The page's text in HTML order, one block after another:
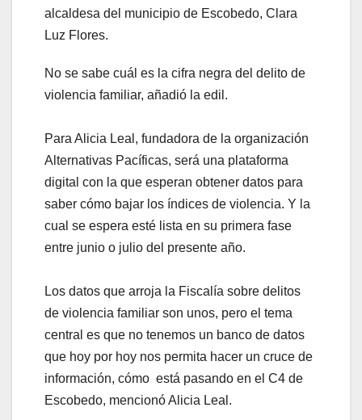
alcaldesa del municipio de Escobedo, Clara
Luz Flores.
No se sabe cuál es la cifra negra del delito de
violencia familiar, añadió la edil.
Para Alicia Leal, fundadora de la organización
Alternativas Pacíficas, será una plataforma
digital con la que esperan obtener datos para
saber cómo bajar los índices de violencia. Y la
cual se espera esté lista en su primera fase
entre junio o julio del presente año.
Los datos que arroja la Fiscalía sobre delitos
de violencia familiar son unos, pero el tema
central es que no tenemos un banco de datos
que hoy por hoy nos permita hacer un cruce de
información, cómo está pasando en el C4 de
Escobedo, mencionó Alicia Leal.